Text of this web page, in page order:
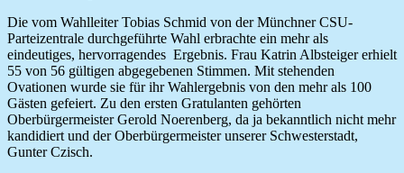
Die vom Wahlleiter Tobias Schmid von der Münchner CSU-
Parteizentrale durchgeführte Wahl erbrachte ein mehr als
eindeutiges, hervorragendes Ergebnis. Frau Katrin Albsteiger erhielt
55 von 56 gültigen abgegebenen Stimmen. Mit stehenden
Ovationen wurde sie für ihr Wahlergebnis von den mehr als 100
Gästen gefeiert. Zu den ersten Gratulanten gehörten
Oberbürgermeister Gerold Noerenberg, da ja bekanntlich nicht mehr
kandidiert und der Oberbürgermeister unserer Schwesterstadt,
Gunter Czisch.